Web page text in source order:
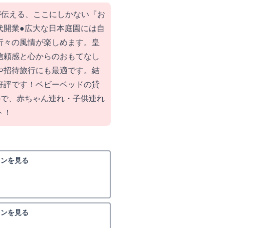
伝える、ここにしかない『お
開業●広大な日本庭園には自
の風情が楽しめます。皇
感と心からのおもてなし
招待旅行にも最適です。結
評です！ベビーベッドの貸
、赤ちゃん連れ・子供連れ
を見る
を見る